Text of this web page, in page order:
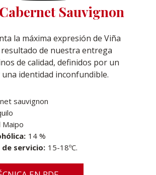
Sauvignon
la máxima expresión de Viña
resultado de nuestra entrega
de calidad, definidos por un
identidad inconfundible.
sauvignon
Maipo
14 %
de servicio: 15-18ºC.